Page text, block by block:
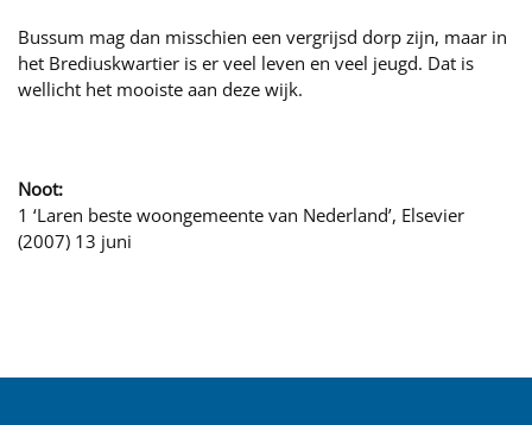
Bussum mag dan misschien een vergrijsd dorp zijn, maar in
het Brediuskwartier is er veel leven en veel jeugd. Dat is
wellicht het mooiste aan deze wijk.
Noot:
1 ‘Laren beste woongemeente van Nederland’, Elsevier
(2007) 13 juni